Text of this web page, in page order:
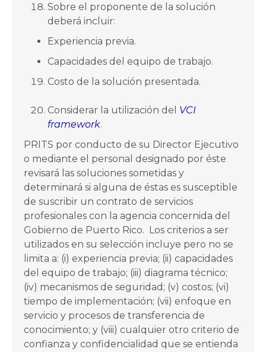
Sobre el proponente de la solución
deberá incluir:
Experiencia previa.
Capacidades del equipo de trabajo.
Costo de la solución presentada.
Considerar la utilización del VCI
framework.
PRITS por conducto de su Director Ejecutivo
o mediante el personal designado por éste
revisará las soluciones sometidas y
determinará si alguna de éstas es susceptible
de suscribir un contrato de servicios
profesionales con la agencia concernida del
Gobierno de Puerto Rico. Los criterios a ser
utilizados en su selección incluye pero no se
limita a: (i) experiencia previa; (ii) capacidades
del equipo de trabajo; (iii) diagrama técnico;
(iv) mecanismos de seguridad; (v) costos; (vi)
tiempo de implementación; (vii) enfoque en
servicio y procesos de transferencia de
conocimiento; y (viii) cualquier otro criterio de
confianza y confidencialidad que se entienda